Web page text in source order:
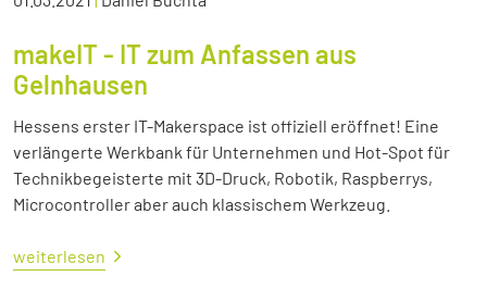
makeIT - IT zum Anfassen aus
Gelnhausen
Hessens erster IT-Makerspace ist offiziell eröffnet! Eine
verlängerte Werkbank für Unternehmen und Hot-Spot für
Technikbegeisterte mit 3D-Druck, Robotik, Raspberrys,
Microcontroller aber auch klassischem Werkzeug.
weiterlesen